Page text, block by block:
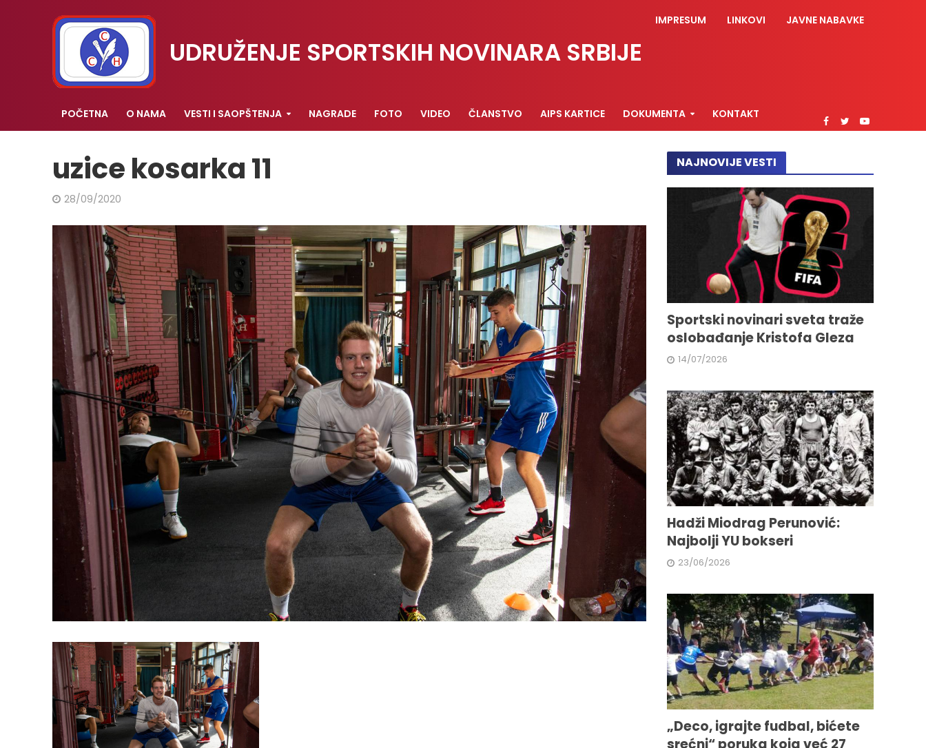
UDRUŽENJE SPORTSKIH NOVINARA SRBIJE
IMPRESUM LINKOVI JAVNE NABAVKE
POČETNA O NAMA VESTI I SAOPŠTENJA NAGRADE FOTO VIDEO ČLANSTVO AIPS KARTICE DOKUMENTA KONTAKT
uzice kosarka 11
28/09/2020
NAJNOVIJE VESTI
Sportski novinari sveta traže
oslobađanje Kristofa Gleza
14/07/2026
Hadži Miodrag Perunović:
Najbolji YU bokseri
23/06/2026
„Deco, igrajte fudbal, bićete